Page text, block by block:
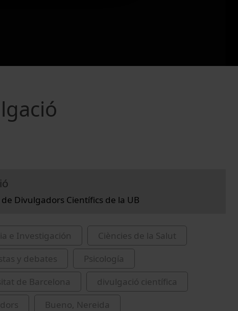
Divulgadors Científics de la UB
e Investigación
Ciències de la Salut
y debates
Psicología
de Barcelona
divulgació científica
Bueno, Nereida